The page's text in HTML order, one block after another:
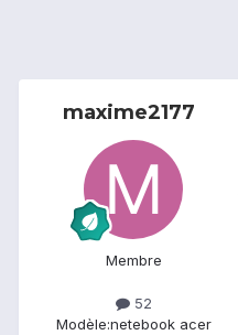
maxime2177
Membre
52
Modèle:netebook acer